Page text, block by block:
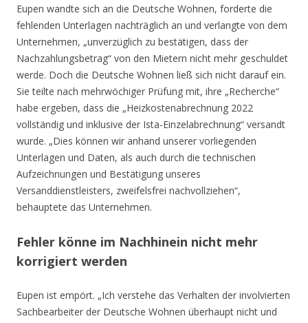
Eupen wandte sich an die Deutsche Wohnen, forderte die
fehlenden Unterlagen nachträglich an und verlangte von dem
Unternehmen, „unverzüglich zu bestätigen, dass der
Nachzahlungsbetrag“ von den Mietern nicht mehr geschuldet
werde. Doch die Deutsche Wohnen ließ sich nicht darauf ein.
Sie teilte nach mehrwöchiger Prüfung mit, ihre „Recherche“
habe ergeben, dass die „Heizkostenabrechnung 2022
vollständig und inklusive der Ista-Einzelabrechnung“ versandt
wurde. „Dies können wir anhand unserer vorliegenden
Unterlagen und Daten, als auch durch die technischen
Aufzeichnungen und Bestätigung unseres
Versanddienstleisters, zweifelsfrei nachvollziehen“,
behauptete das Unternehmen.
Fehler könne im Nachhinein nicht mehr
korrigiert werden
Eupen ist empört. „Ich verstehe das Verhalten der involvierten
Sachbearbeiter der Deutsche Wohnen überhaupt nicht und